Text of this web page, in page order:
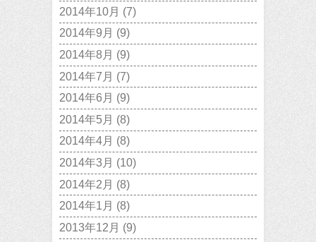
2014年10月 (7)
2014年9月 (9)
2014年8月 (9)
2014年7月 (7)
2014年6月 (9)
2014年5月 (8)
2014年4月 (8)
2014年3月 (10)
2014年2月 (8)
2014年1月 (8)
2013年12月 (9)